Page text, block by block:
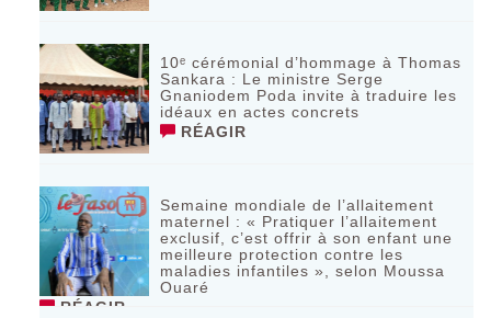
10ᵉ cérémonial d’hommage à Thomas
Sankara : Le ministre Serge
Gnaniodem Poda invite à traduire les
idéaux en actes concrets
RÉAGIR
Semaine mondiale de l’allaitement
maternel : « Pratiquer l’allaitement
exclusif, c’est offrir à son enfant une
meilleure protection contre les
maladies infantiles », selon Moussa
Ouaré
RÉAGIR